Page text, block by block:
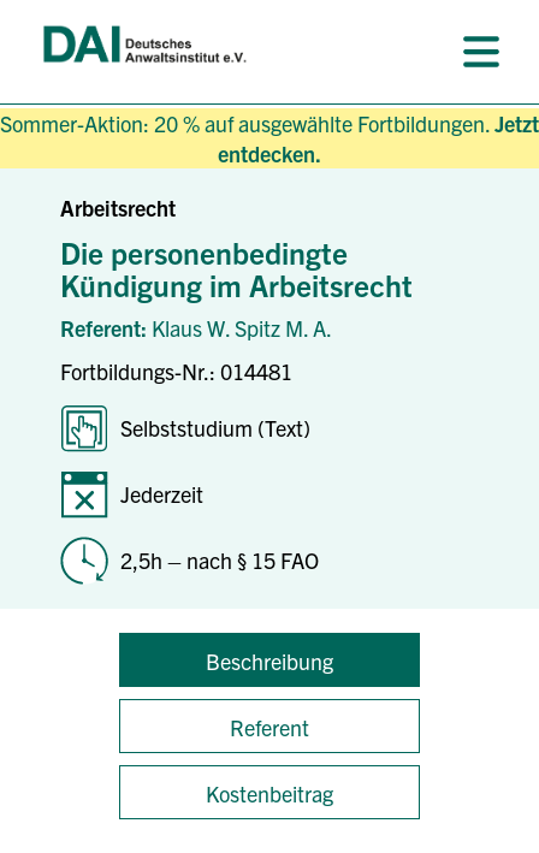
Sommer-Aktion: 20 % auf ausgewählte Fortbildungen.Jetzt
entdecken.
Arbeitsrecht
Die personenbedingte
Kündigung im Arbeitsrecht
Referent: Klaus W. Spitz M. A.
Fortbildungs-Nr.: 014481
Selbststudium (Text)
Jederzeit
2,5h – nach § 15 FAO
Beschreibung
Referent
Kostenbeitrag